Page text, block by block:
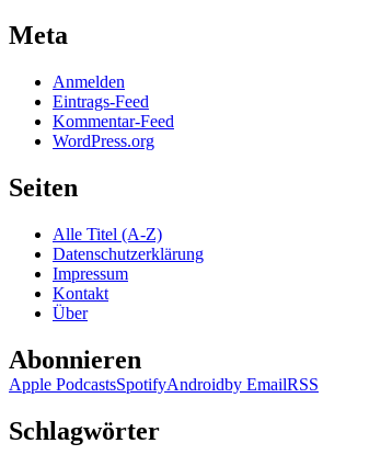
Meta
Anmelden
Eintrags-Feed
Kommentar-Feed
WordPress.org
Seiten
Alle Titel (A-Z)
Datenschutzerklärung
Impressum
Kontakt
Über
Abonnieren
Apple PodcastsSpotifyAndroidby EmailRSS
Schlagwörter